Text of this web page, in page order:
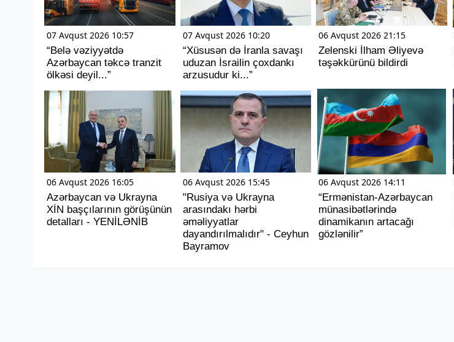
07 Avqust 2026 10:57
“Belə vəziyyətdə
Azərbaycan təkcə tranzit
ölkəsi deyil...”
07 Avqust 2026 10:20
“Xüsusən də İranla savaşı
uduzan İsrailin çoxdankı
arzusudur ki...”
06 Avqust 2026 21:15
Zelenski İlham Əliyevə
təşəkkürünü bildirdi
06 Avqust 2026 16:05
Azərbaycan və Ukrayna
XİN başçılarının görüşünün
detalları - YENİLƏNİB
06 Avqust 2026 15:45
"Rusiya və Ukrayna
arasındakı hərbi
əməliyyatlar
dayandırılmalıdır" - Ceyhun
Bayramov
06 Avqust 2026 14:11
“Ermənistan-Azərbaycan
münasibətlərində
dinamikanın artacağı
gözlənilir”